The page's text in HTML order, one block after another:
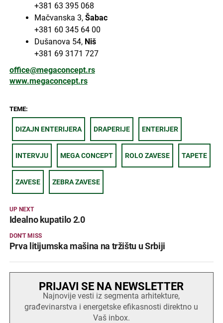
+381 63 395 068
Mačvanska 3, Šabac
+381 60 345 64 00
Dušanova 54, Niš
+381 69 3171 727
office@megaconcept.rs
www.megaconcept.rs
TEME:
DIZAJN ENTERIJERA DRAPERIJE ENTERIJER
INTERVJU MEGA CONCEPT ROLO ZAVESE TAPETE
ZAVESE ZEBRA ZAVESE
UP NEXT
Idealno kupatilo 2.0
DON'T MISS
Prva litijumska mašina na tržištu u Srbiji
PRIJAVI SE NA NEWSLETTER
Najnovije vesti iz segmenta arhitekture,
građevinarstva i energetske efikasnosti direktno u
Vaš inbox.